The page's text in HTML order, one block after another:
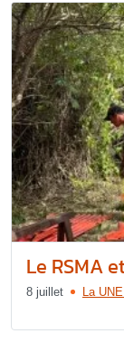
Le RSMA
8 juillet La